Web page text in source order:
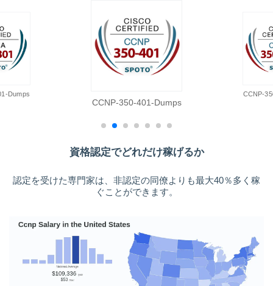
Dumps
CCNP-350-401-Dumps
CCNP-
資格認定でどれだけ稼げるか
認定を受けた専門家は、非認定の同僚よりも最大40％多く稼
ぐことができます。